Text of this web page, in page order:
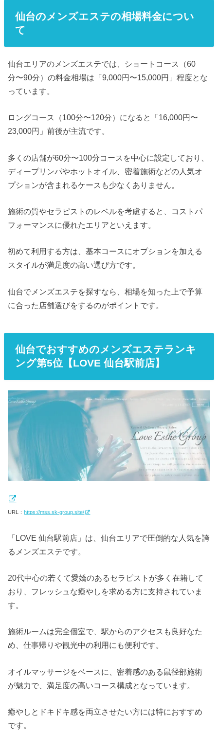
仙台のメンズエステの相場料金につい
て
仙台エリアのメンズエステでは、ショートコース（60
分〜90分）の料金相場は「9,000円〜15,000円」程度とな
っています。
ロングコース（100分〜120分）になると「16,000円〜
23,000円」前後が主流です。
多くの店舗が60分〜100分コースを中心に設定しており、
ディープリンパやホットオイル、密着施術などの人気オ
プションが含まれるケースも少なくありません。
施術の質やセラピストのレベルを考慮すると、コストパ
フォーマンスに優れたエリアといえます。
初めて利用する方は、基本コースにオプションを加える
スタイルが満足度の高い選び方です。
仙台でメンズエステを探すなら、相場を知った上で予算
に合った店舗選びをするのがポイントです。
仙台でおすすめのメンズエステランキ
ング第5位【LOVE 仙台駅前店】
URL： https://mss.sk-group.site/
「LOVE 仙台駅前店」は、仙台エリアで圧倒的な人気を誇
るメンズエステです。
20代中心の若くて愛嬌のあるセラピストが多く在籍して
おり、フレッシュな癒やしを求める方に支持されていま
す。
施術ルームは完全個室で、駅からのアクセスも良好なた
め、仕事帰りや観光中の利用にも便利です。
オイルマッサージをベースに、密着感のある鼠径部施術
が魅力で、満足度の高いコース構成となっています。
癒やしとドキドキ感を両立させたい方には特におすすめ
です。